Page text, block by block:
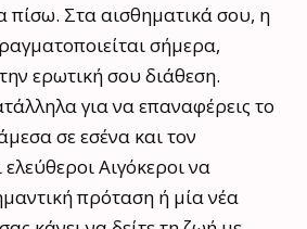
πίσω. Στα αισθηματικά σου, η
σήμερα,
την ερωτική σου διάθεση.
για να επαναφέρεις το
σε εσένα και τον
Αιγόκεροι να
πρόταση ή μία νέα